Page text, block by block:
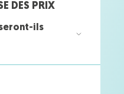
DES PRIX
ils